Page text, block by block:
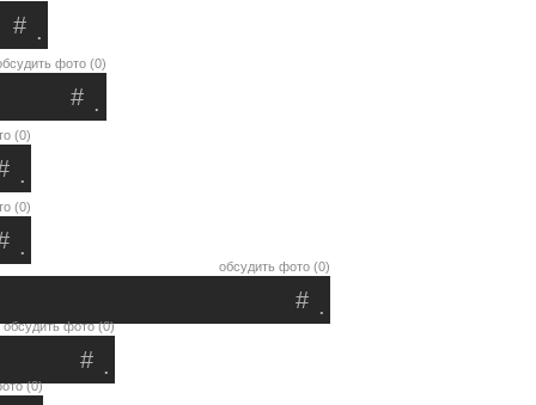
.
#
фото (0)
.
#
(0)
.
(0)
.
обсудить фото (0)
.
#
обсудить фото (0)
.
#
(0)